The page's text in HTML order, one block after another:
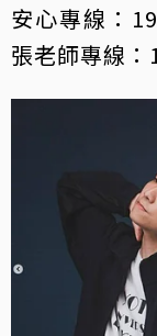
安心專線：
張老師專線：